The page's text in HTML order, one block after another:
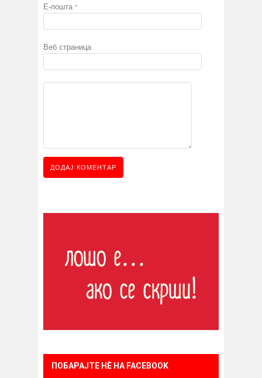
Е-пошта *
Веб страница
ПОБАРАЈТЕ НÈ НА FACEBOOK